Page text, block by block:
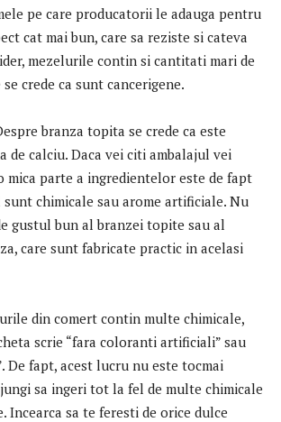
pe care producatorii le adauga pentru
cat mai bun, care sa reziste si cateva
mezelurile contin si cantitati mari de
crede ca sunt cancerigene.
branza topita se crede ca este
de calciu. Daca vei citi ambalajul vei
mica parte a ingredientelor este de fapt
chimicale sau arome artificiale. Nu
gustul bun al branzei topite sau al
care sunt fabricate practic in acelasi
din comert contin multe chimicale,
scrie “fara coloranti artificiali” sau
De fapt, acest lucru nu este tocmai
sa ingeri tot la fel de multe chimicale
Incearca sa te feresti de orice dulce